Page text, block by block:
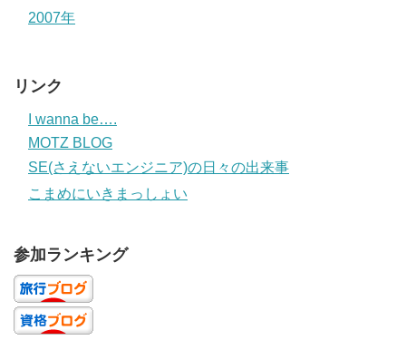
2007年
リンク
I wanna be….
MOTZ BLOG
SE(さえないエンジニア)の日々の出来事
こまめにいきまっしょい
参加ランキング